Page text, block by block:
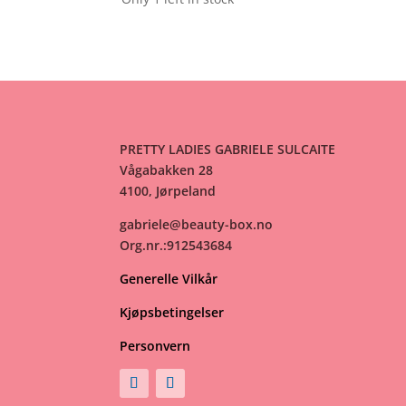
PRETTY LADIES GABRIELE SULCAITE
Vågabakken 28
4100, Jørpeland
gabriele@beauty-box.no
Org.nr.:912543684
Generelle Vilkår
Kjøpsbetingelser
Personvern